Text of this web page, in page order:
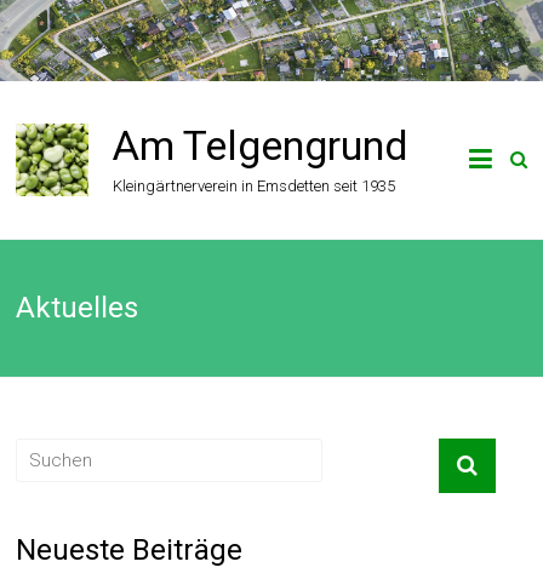
Zum
Inhalt
springen
Am Telgengrund
Kleingärtnerverein in Emsdetten seit 1935
Aktuelles
Neueste Beiträge